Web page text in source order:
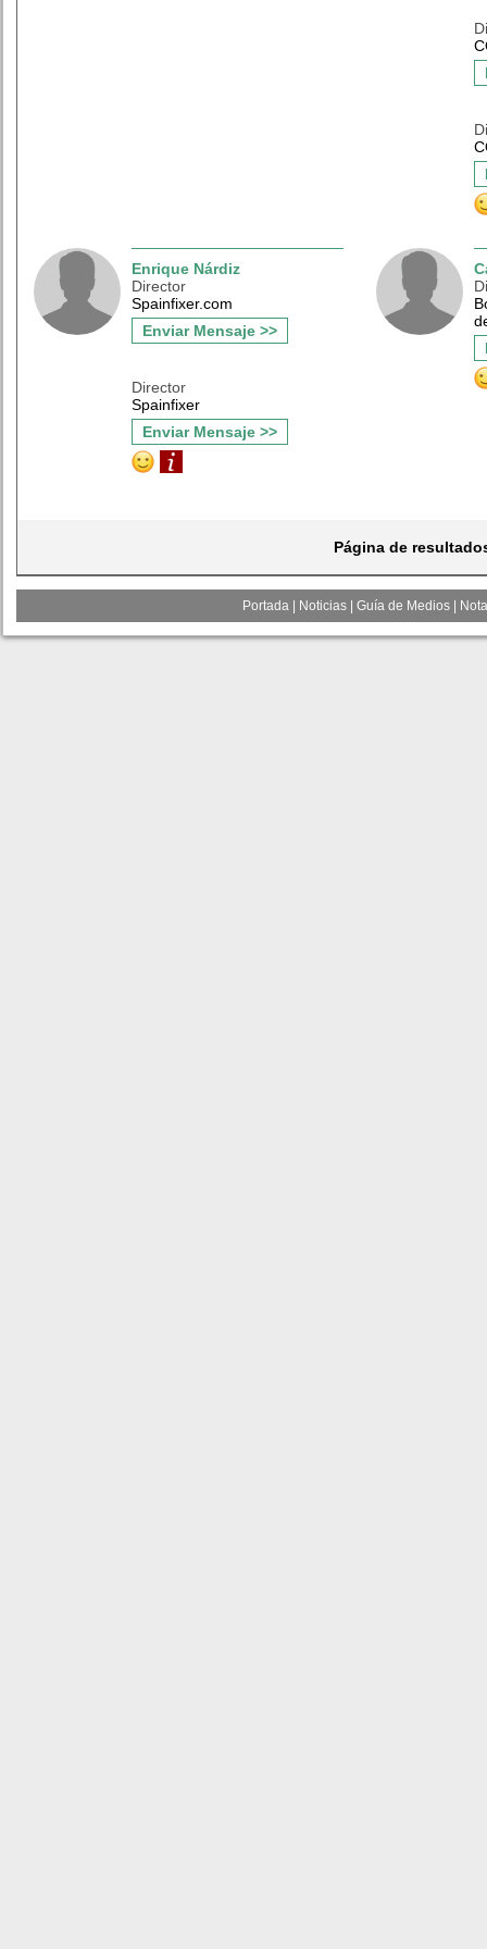
Enrique Nárdiz
Director
Spainfixer.com
Enviar Mensaje >>
Director
Spainfixer
Enviar Mensaje >>
Página de
Portada| Noticias| Guía de Medios|